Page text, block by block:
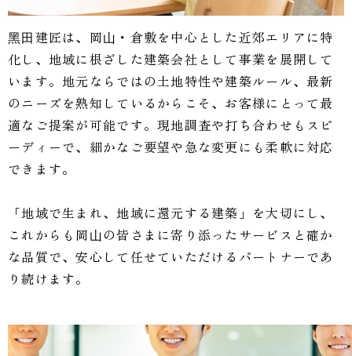
⿊⽥建匠は、岡⼭・倉敷を中心とした近郊エリアに特
化し、地域に根ざした建築会社として事業を展開して
います。地元ならではの土地特性や建築ルール、最新
のニーズを熟知しているからこそ、お客様にとって最
適なご提案が可能です。現地調査や打ち合わせもスピ
ーディーで、細かなご要望や急な変更にも柔軟に対応
できます。
「地域で生まれ、地域に還元する建築」を大切にし、
これからも岡⼭の皆さまに寄り添ったサービスと確か
な品質で、安心して任せていただけるパートナーであ
り続けます。